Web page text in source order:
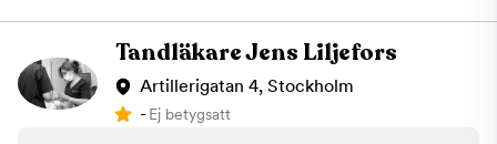
Tandläkare Jens Liljefors
Artillerigatan 4, Stockholm
-Ej betygsatt